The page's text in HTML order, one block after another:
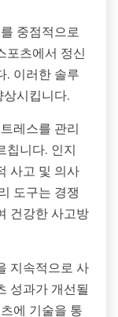
중점적으로
포츠에서 정신
. 이러한 솔루
시킵니다.
레스를 관리
칩니다. 인지
사고 및 의사
도구는 경쟁
건강한 사고방
지속적으로 사
성과가 개선될
에 기술을 통